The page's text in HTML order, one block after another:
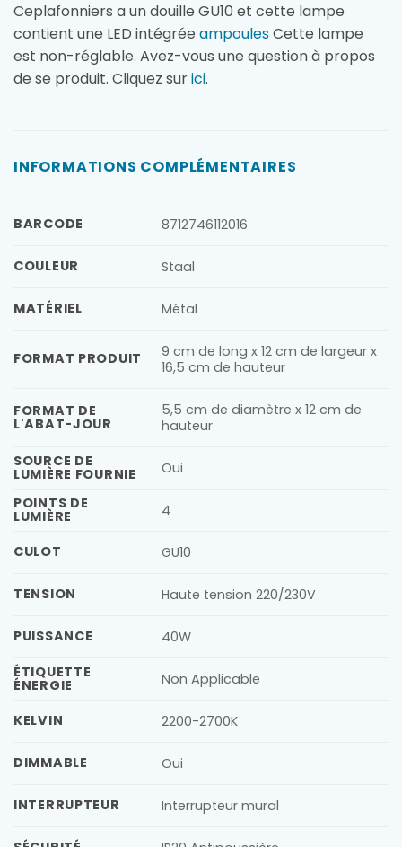
Ceplafonniers a un douille GU10 et cette lampe
contient une LED intégrée ampoulesCette lampe
est non-réglable. Avez-vous une question à propos
de se produit. Cliquez surici.
INFORMATIONS COMPLÉMENTAIRES
BARCODE 8712746112016
COULEUR Staal
MATÉRIEL Métal
FORMAT PRODUIT
9 cm de long x 12 cm de largeur x
16,5 cm de hauteur
FORMAT DE
L'ABAT-JOUR
5,5 cm de diamètre x 12 cm de
hauteur
SOURCE DE
LUMIÈRE FOURNIE
Oui
POINTS DE
LUMIÈRE 4
CULOT GU10
TENSION Haute tension 220/230V
PUISSANCE
40W
ÉTIQUETTE
ÉNERGIE Non Applicable
KELVIN 2200-2700K
DIMMABLE Oui
INTERRUPTEUR Interrupteur mural